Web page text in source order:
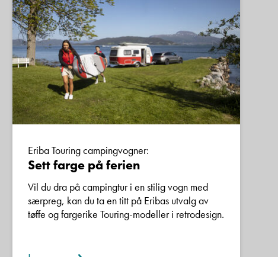
Eriba Touring campingvogner:
Sett farge på ferien
Vil du dra på campingtur i en stilig vogn med
særpreg, kan du ta en titt på Eribas utvalg av
tøffe og fargerike Touring-modeller i retrodesign.